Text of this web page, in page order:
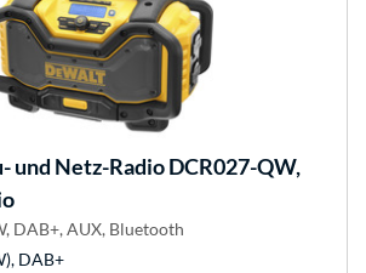
und Netz-Radio DCR027-QW,
DAB+, AUX, Bluetooth
DAB+